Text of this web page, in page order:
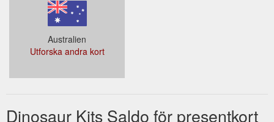
Australien
Utforska andra kort
Dinosaur Kits Saldo för presentkort